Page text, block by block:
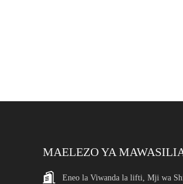
MAELEZO YA
Eneo la Viwanda la lifti, Mji wa